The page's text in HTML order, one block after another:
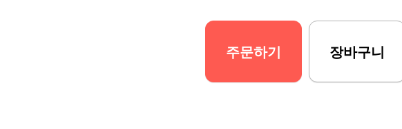
주문하기 장바구니